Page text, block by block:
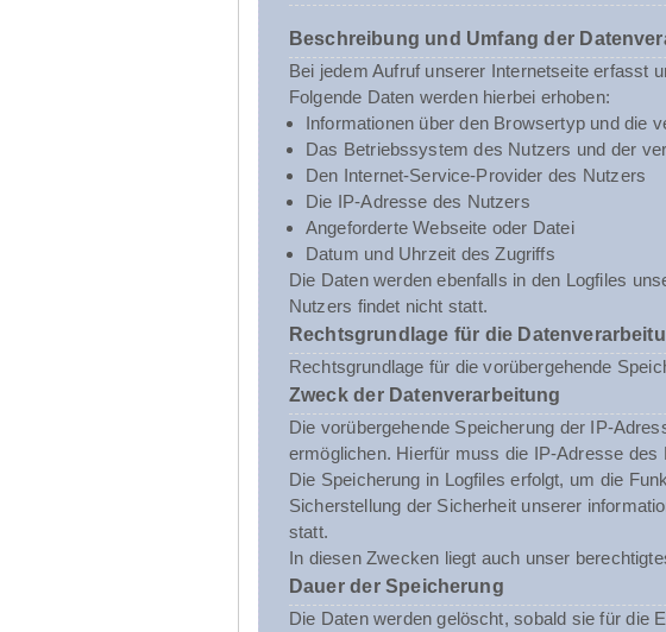
Beschreibung und Umfang der
Bei jedem Aufruf unserer Internetseite erfasst
Folgende Daten werden hierbei erhoben:
Informationen über den Browsertyp und die
Das Betriebssystem des Nutzers und der
Den Internet-Service-Provider des Nutzers
Die IP-Adresse des Nutzers
Angeforderte Webseite oder Datei
Datum und Uhrzeit des Zugriffs
Die Daten werden ebenfalls in den Logfiles
Nutzers findet nicht statt.
Rechtsgrundlage für die
Rechtsgrundlage für die vorübergehende
Zweck der Datenverarbeitung
Die vorübergehende Speicherung der IP-
ermöglichen. Hierfür muss die IP-Adresse
Die Speicherung in Logfiles erfolgt, um die
Sicherstellung der Sicherheit unserer
statt.
In diesen Zwecken liegt auch unser
Dauer der Speicherung
Die Daten werden gelöscht, sobald sie für die